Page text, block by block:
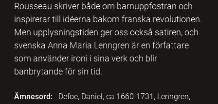
Rousseau skriver både om barnuppfostran och
inspirerar till idéerna bakom franska revolutionen.
Men upplysningstiden ger oss också satiren, och
svenska Anna Maria Lenngren är en författare
som använder ironi i sina verk och blir
banbrytande för sin tid.
Ämnesord:
Defoe, Daniel, ca 1660-1731, Lenngren,